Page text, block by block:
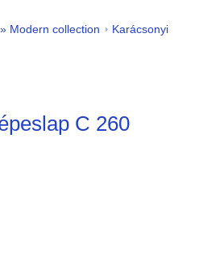
» Modern collection
Karácsonyi
C 260